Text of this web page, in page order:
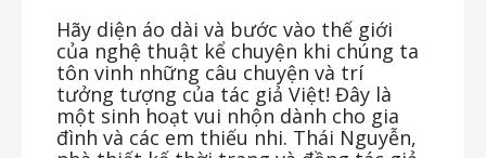
Hãy diện áo dài và bước vào thế giới
của nghệ thuật kể chuyện khi chúng ta
tôn vinh những câu chuyện và trí
tưởng tượng của tác giả Việt! Đây là
một sinh hoạt vui nhộn dành cho gia
đình và các em thiếu nhi. Thái Nguyễn,